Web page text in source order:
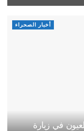
أخبار الصحراء
في زيارة